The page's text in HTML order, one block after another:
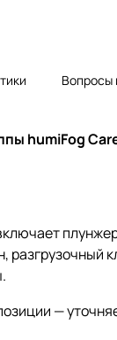
Вопросы
humiFog
разгрузочный
—